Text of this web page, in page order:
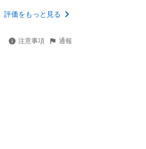
評価をもっと見る
注意事項 通報